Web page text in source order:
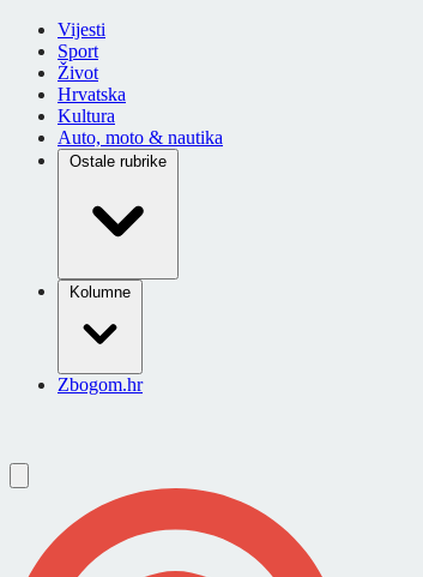
Vijesti
Sport
Život
Hrvatska
Kultura
Auto, moto & nautika
Ostale rubrike
Kolumne
Zbogom.hr